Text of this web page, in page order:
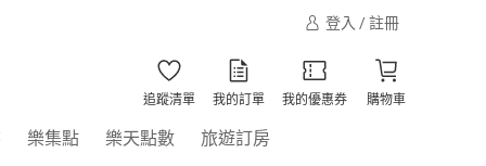
登入 / 註冊
追蹤清單 我的訂單 我的優惠券 購物車
樂集點 樂天點數 旅遊訂房